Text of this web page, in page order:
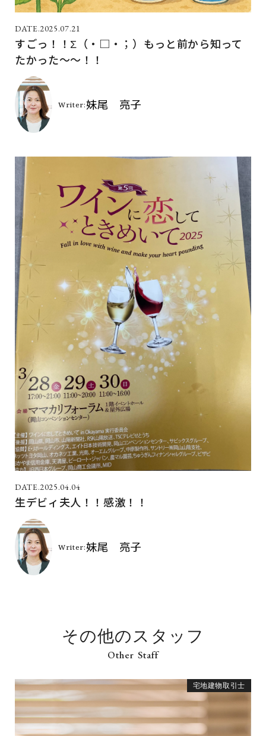
2025.07.21
すごっ！！Σ（・□・；）もっと前から知って
たかった～～！！
2025.04.04
生デビィ夫人！！感激！！
その他のスタッフ
宅地建物取引士